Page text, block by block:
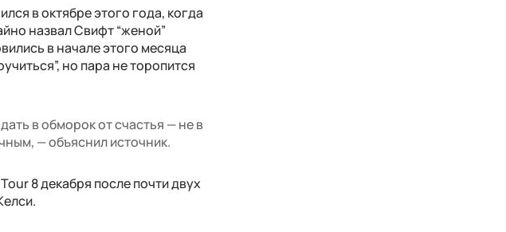
в октябре этого года, когда
назвал Свифт “женой”
в начале этого месяца
но пара не торопится
в обморок от счастья — не в
— объяснил источник.
8 декабря после почти двух